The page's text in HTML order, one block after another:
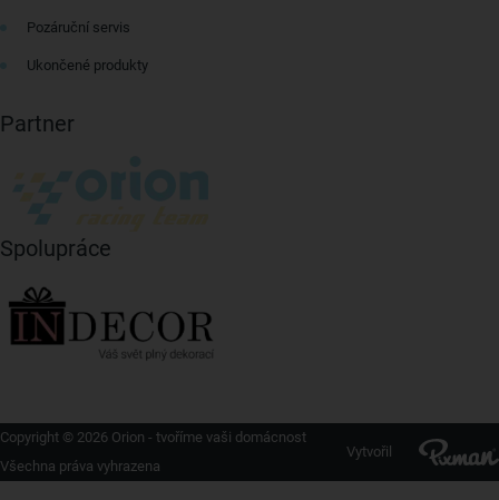
Pozáruční servis
Ukončené produkty
Partner
Spolupráce
Copyright © 2026 Orion - tvoříme vaši domácnost
Všechna práva vyhrazena
Vytvořil